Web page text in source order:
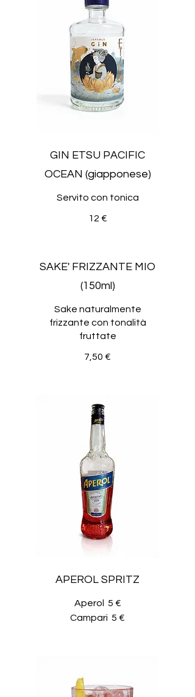
GIN ETSU PACIFIC
OCEAN (giapponese)
Servito con tonica
12 €
SAKE' FRIZZANTE MIO
(150ml)
Sake naturalmente
frizzante con tonalità
fruttate
7,50 €
APEROL SPRITZ
Aperol
5 €
Campari 5 €